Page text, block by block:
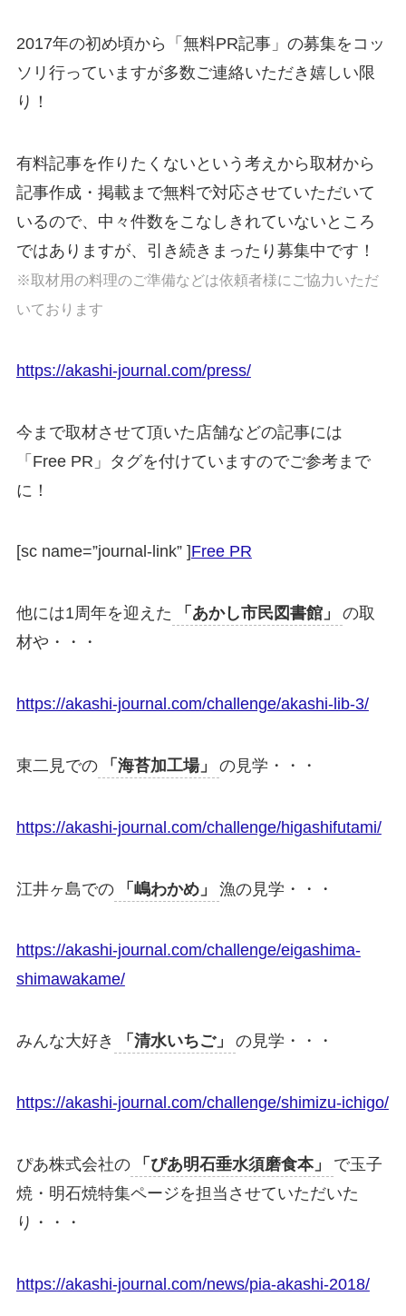
2017年の初め頃から「無料PR記事」の募集をコッ
ソリ行っていますが多数ご連絡いただき嬉しい限
り！
有料記事を作りたくないという考えから取材から
記事作成・掲載まで無料で対応させていただいて
いるので、中々件数をこなしきれていないところ
ではありますが、引き続きまったり募集中です！
※取材用の料理のご準備などは依頼者様にご協力いただ
いております
https://akashi-journal.com/press/
今まで取材させて頂いた店舗などの記事には
「Free PR」タグを付けていますのでご参考まで
に！
[sc name=”journal-link” ]Free PR
他には1周年を迎えた 「あかし市民図書館」
の取
材や・・・
https://akashi-journal.com/challenge/akashi-lib-3/
東二見での 「海苔加工場」 の見学・・・
https://akashi-journal.com/challenge/higashifutami/
江井ヶ島での 「嶋わかめ」 漁の見学・・・
https://akashi-journal.com/challenge/eigashima-
shimawakame/
みんな大好き 「清水いちご」 の見学・・・
https://akashi-journal.com/challenge/shimizu-ichigo/
ぴあ株式会社の 「ぴあ明石垂水須磨食本」
で玉子
焼・明石焼特集ページを担当させていただいた
り・・・
https://akashi-journal.com/news/pia-akashi-2018/